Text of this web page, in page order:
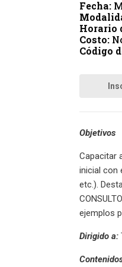
Fecha:
Horario
Costo:
Código
Objetivos
Capacitar
inicial con
etc.).
ejemplos
Dirigido a: